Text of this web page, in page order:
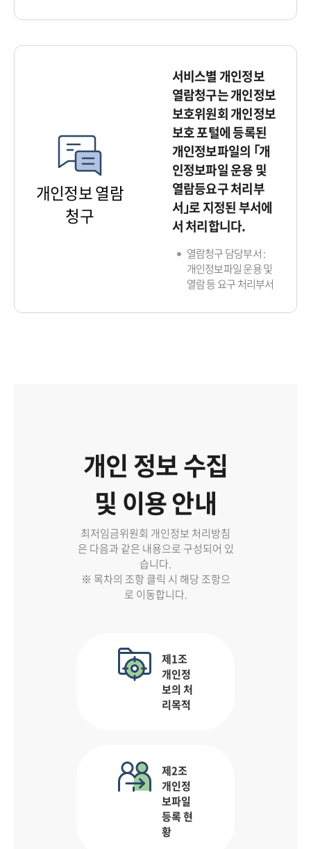
개인정보 열람
청구
서비스별 개인정보
열람청구는 개인정보
보호위원회 개인정보
보호 포털에 등록된
개인정보파일의 ｢개
인정보파일 운용 및
열람등요구 처리부
서｣로 지정된 부서에
서 처리합니다.
열람청구 담당부서 :
개인정보파일 운용 및
열람 등 요구 처리부서
개인 정보 수집
및 이용 안내
최저임금위원회 개인정보 처리방침
은 다음과 같은 내용으로 구성되어 있
습니다.
※ 목차의 조항 클릭 시 해당 조항으
로 이동합니다.
제1조
개인정
보의 처
리목적
제2조
개인정
보파일
등록 현
황